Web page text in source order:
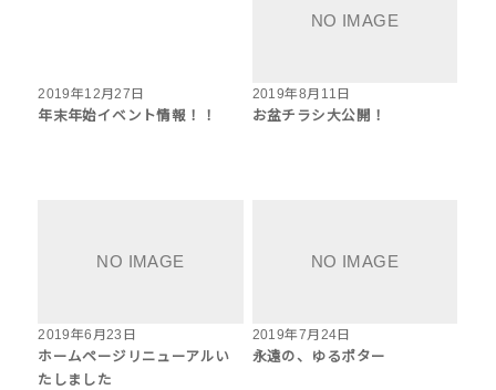
2019年12月27日
年末年始イベント情報！！
2019年8月11日
お盆チラシ大公開！
2019年6月23日
ホームページリニューアルい
たしました
2019年7月24日
永遠の、ゆるポター